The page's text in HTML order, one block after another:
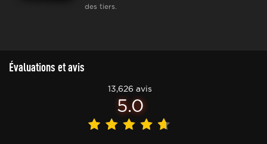
des tiers.
Évaluations et avis
13,626 avis
5.0